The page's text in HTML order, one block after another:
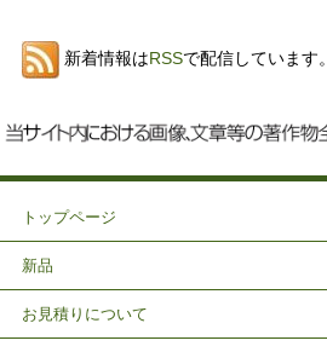
新着情報はRSSで配信しています。
トップページ
新品
お見積りについて